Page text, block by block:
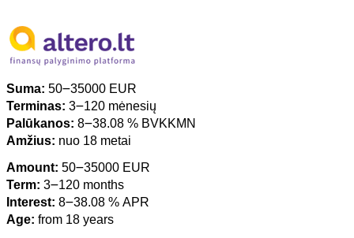
Suma: 50౼35000 EUR
Terminas: 3౼120 mėnesių
Palūkanos: 8౼38.08 % BVKKMN
Amžius: nuo 18 metai
Amount: 50౼35000 EUR
Term: 3౼120 months
Interest: 8౼38.08 % APR
Age: from 18 years